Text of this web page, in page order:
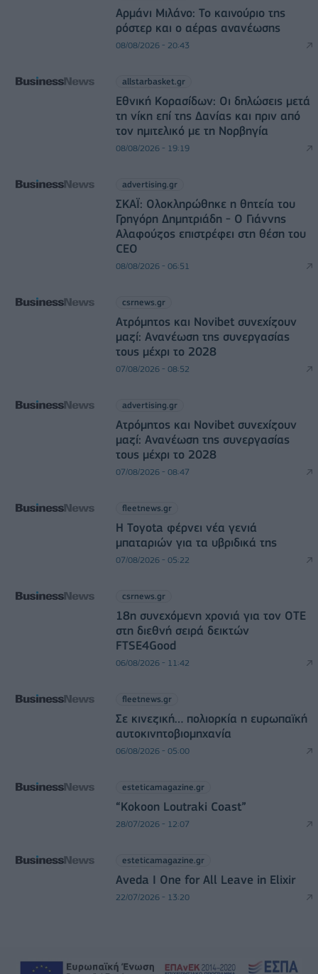
Αρμάνι Μιλάνο: Το καινούριο της
ρόστερ και ο αέρας ανανέωσης
08/08/2026 - 20:43
allstarbasket.gr
Εθνική Κορασίδων: Οι δηλώσεις μετά
τη νίκη επί της Δανίας και πριν από
τον ημιτελικό με τη Νορβηγία
08/08/2026 - 19:19
advertising.gr
ΣΚΑΪ: Ολοκληρώθηκε η θητεία του
Γρηγόρη Δημητριάδη - Ο Γιάννης
Αλαφούζος επιστρέφει στη θέση του
CEO
08/08/2026 - 06:51
csrnews.gr
Ατρόμητος και Novibet συνεχίζουν
μαζί: Ανανέωση της συνεργασίας
τους μέχρι το 2028
07/08/2026 - 08:52
advertising.gr
Ατρόμητος και Novibet συνεχίζουν
μαζί: Ανανέωση της συνεργασίας
τους μέχρι το 2028
07/08/2026 - 08:47
fleetnews.gr
Η Toyota φέρνει νέα γενιά
μπαταριών για τα υβριδικά της
07/08/2026 - 05:22
csrnews.gr
18η συνεχόμενη χρονιά για τον ΟΤΕ
στη διεθνή σειρά δεικτών
FTSE4Good
06/08/2026 - 11:42
fleetnews.gr
Σε κινεζική… πολιορκία η ευρωπαϊκή
αυτοκινητοβιομηχανία
06/08/2026 - 05:00
esteticamagazine.gr
“Kokoon Loutraki Coast”
28/07/2026 - 12:07
esteticamagazine.gr
Aveda I One for All Leave in Elixir
22/07/2026 - 13:20